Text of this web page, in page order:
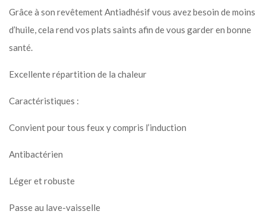
Grâce à son revêtement Antiadhésif vous avez besoin de moins
d’huile, cela rend vos plats saints afin de vous garder en bonne
santé.
Excellente répartition de la chaleur
Caractéristiques :
Convient pour tous feux y compris l’induction
Antibactérien
Léger et robuste
Passe au lave-vaisselle